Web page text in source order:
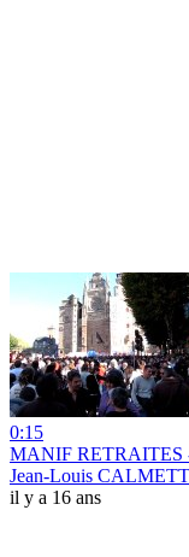
0:15
MANIF RETRAITES
Jean-Louis
il y a 16 ans